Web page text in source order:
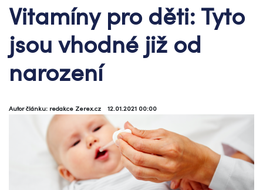
Vitamíny pro děti: Tyto
jsou vhodné již od
narození
Autor článku: redakce Zerex.cz 12.01.2021 00:00